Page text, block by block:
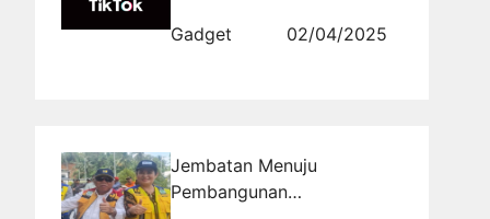
Gadget
02/04/2025
Jembatan Menuju
Pembangunan